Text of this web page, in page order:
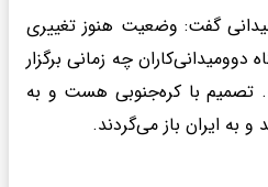
گفت: وضعیت هنوز تغییری
چه زمانی برگزار
با کره‌جنوبی هست و به
و به ایران باز می‌گردند.